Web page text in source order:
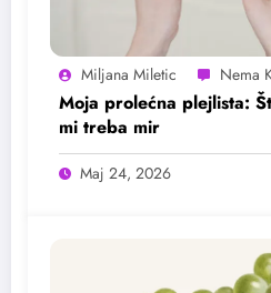
Miljana Miletic
Moja prolećna plejlista:
mi treba mir
Maj 24, 2026